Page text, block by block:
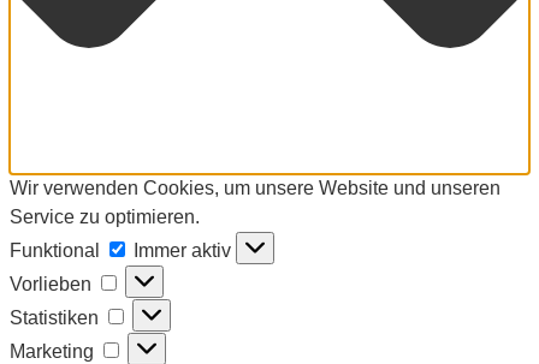
Wir verwenden Cookies, um unsere Website und unseren
Service zu optimieren.
Funktional
Funktional
Immer aktiv
Vorlieben
Vorlieben
Statistiken
Statistiken
Marketing
Marketing